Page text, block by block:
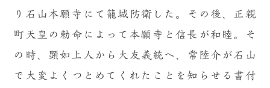
り石山本願寺にて籠城防衛した。その後、正親
町天皇の勅命によって本願寺と信長が和睦。そ
の時、顕如上人から大友義統へ、常陸介が石山
で大変よくつとめてくれたことを知らせる書付